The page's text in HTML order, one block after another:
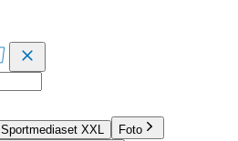
Sportmediaset XXL
Foto